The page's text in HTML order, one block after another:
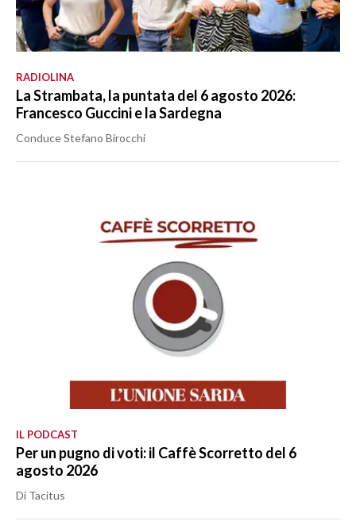
RADIOLINA
La Strambata, la puntata del 6 agosto 2026:
Francesco Guccini e la Sardegna
Conduce Stefano Birocchi
IL PODCAST
Per un pugno di voti: il Caffè Scorretto del 6
agosto 2026
Di Tacitus